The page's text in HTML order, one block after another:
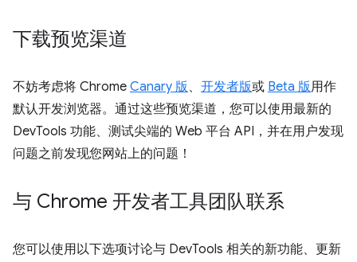
下载预览渠道
不妨考虑将 Chrome Canary 版 、 开发者版或 Beta 版用作
默认开发浏览器。通过这些预览渠道，您可以使用最新的
DevTools 功能、测试尖端的 Web 平台 API，并在用户发现
问题之前发现您网站上的问题！
与 Chrome 开发者工具团队联系
您可以使用以下选项讨论与 DevTools 相关的新功能、更新